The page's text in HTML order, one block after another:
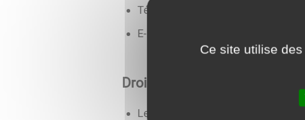
Téléphone :
E-mail :
Droits concernant vos
Le
Ce site utilise